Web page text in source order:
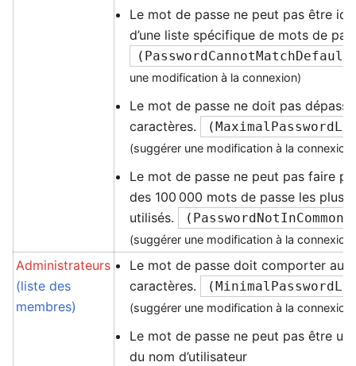
Le mot de passe ne peut pas être
d’une liste spécifique de mots de
(
une modification à la connexion)
Le mot de passe ne doit pas
caractères.
(
(suggérer une modification à la connexion)
Le mot de passe ne peut pas faire
des 100 000 mots de passe les plus
utilisés.
(
(suggérer une modification à la connexion)
Administrateurs
(liste des
membres)
Le mot de passe doit comporter au
caractères.
(
(suggérer une modification à la connexion)
Le mot de passe ne peut pas être
du nom d’utilisateur